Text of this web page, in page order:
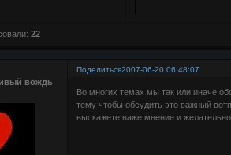
22
Поделиться2007-06-20 06:48:07
вождь
Во многих темах мы так или иначе
тему чтобы обсудить это важный
выскажете важе мнение и